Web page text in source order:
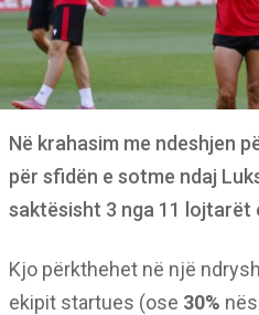
Në krahasim me ndeshjen
për sfidën e sotme ndaj
saktësisht 3 nga 11
Kjo përkthehet në një
ekipit startues (ose 30%